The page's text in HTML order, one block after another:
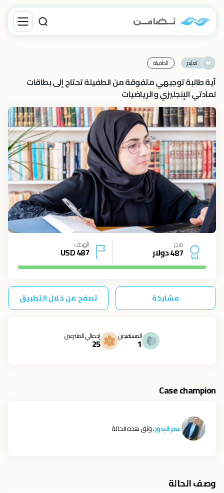
تعليم الطفيلة
آية طالبة توجيهي متفوقة من الطفيلة تحتاج إلى بطاقات
لمادتي الإنجليزي والرياضيات
منجز
487 دولار
الهدف
487
USD
مشاركة تصفح من خلال التطبيق
المستفيدين
1
إجمالي المتبرعين
25
Case champion
عمر البدور، وثق هذه الحالة
وصف الحالة